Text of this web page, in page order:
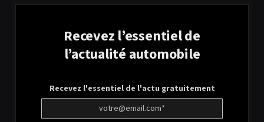
Recevez l’essentiel de
l’actualité automobile
Recevez l'essentiel de l'actu gratuitement